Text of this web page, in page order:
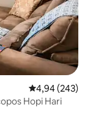
Средна
4,94 (243)
Hopi Hari